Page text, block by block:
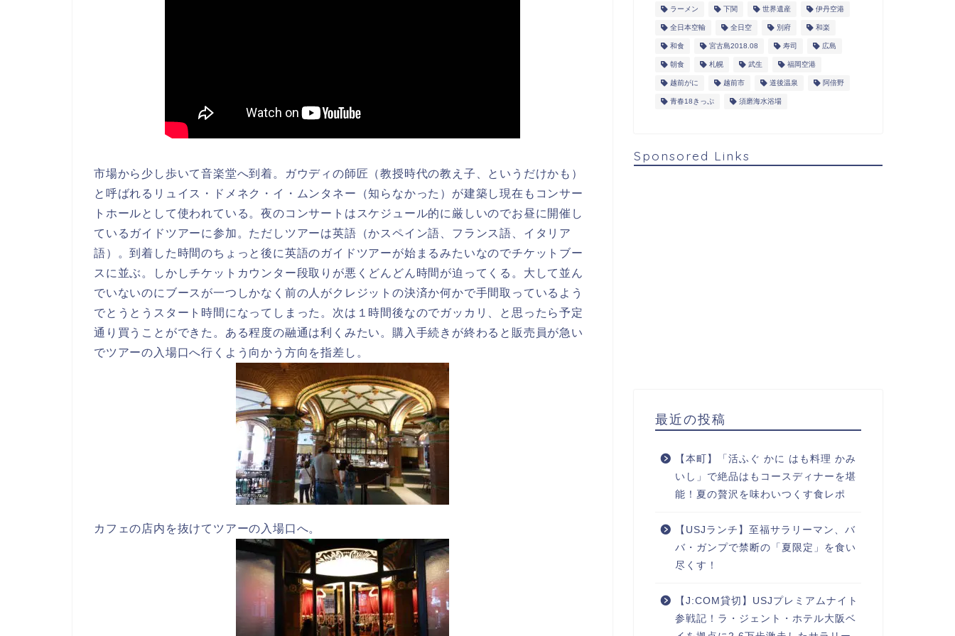
市場から少し歩いて音楽堂へ到着。ガウディの師匠（教授時代の教え子、というだけかも）
と呼ばれるリュイス・ドメネク・イ・ムンタネー（知らなかった）が建築し現在もコンサー
トホールとして使われている。夜のコンサートはスケジュール的に厳しいのでお昼に開催し
ているガイドツアーに参加。ただしツアーは英語（かスペイン語、フランス語、イタリア
語）。到着した時間のちょっと後に英語のガイドツアーが始まるみたいなのでチケットブー
スに並ぶ。しかしチケットカウンター段取りが悪くどんどん時間が迫ってくる。大して並ん
でいないのにブースが一つしかなく前の人がクレジットの決済か何かで手間取っているよう
でとうとうスタート時間になってしまった。次は１時間後なのでガッカリ、と思ったら予定
通り買うことができた。ある程度の融通は利くみたい。購入手続きが終わると販売員が急い
でツアーの入場口へ行くよう向かう方向を指差し。
カフェの店内を抜けてツアーの入場口へ。
ラーメン 下関 世界遺産 伊丹空港
全日本空輸 全日空 別府 和楽
和食 宮古島2018.08 寿司 広島
朝食 札幌 武生 福岡空港
越前がに 越前市 道後温泉 阿倍野
青春18きっぷ 須磨海水浴場
Sponsored Links
最近の投稿
【本町】「活ふぐ かに はも料理 かみ
いし」で絶品はもコースディナーを堪
能！夏の贅沢を味わいつくす食レポ
【USJランチ】至福サラリーマン、バ
バ・ガンプで禁断の「夏限定」を食い
尽くす！
【J:COM貸切】USJプレミアムナイト
参戦記！ラ・ジェント・ホテル大阪ベ